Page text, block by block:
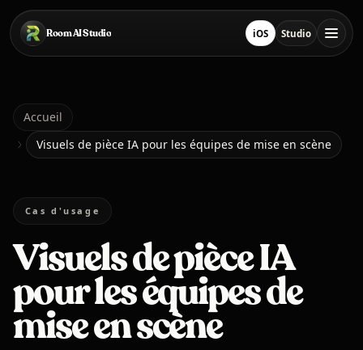
Passer au contenu principal
Room AI Studio
Accueil iOSTélécharger sur App
StudioOuvrir le
Langue
Français
Accueil
Visuels de pièce IA pour les équipes de mise en scène
Cas d'usage
Visuels de pièce IA
pour les équipes de
mise en scène